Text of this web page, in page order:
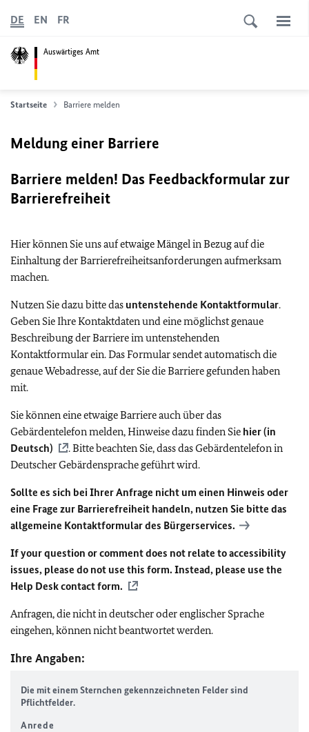
Auswärtiges Amt
DE EN FR
Startseite Barriere melden
Meldung einer Barriere
Barriere melden! Das Feedbackformular zur
Barrierefreiheit
Hier können Sie uns auf etwaige Mängel in Bezug auf die
Einhaltung der Barrierefreiheitsanforderungen aufmerksam
machen.
Nutzen Sie dazu bitte das untenstehende Kontaktformular.
Geben Sie Ihre Kontaktdaten und eine möglichst genaue
Beschreibung der Barriere im untenstehenden
Kontaktformular ein. Das Formular sendet automatisch die
genaue Webadresse, auf der Sie die Barriere gefunden haben
mit.
Sie können eine etwaige Barriere auch über das
Gebärdentelefon melden, Hinweise dazu finden Sie hier (in
Deutsch)
. Bitte beachten Sie, dass das Gebärdentelefon in
Deutscher Gebärdensprache geführt wird.
Sollte es sich bei Ihrer Anfrage nicht um einen Hinweis oder
eine Frage zur Barrierefreiheit handeln, nutzen Sie bitte das
allgemeine Kontaktformular des Bürgerservices.
If your question or comment does not relate to accessibility
issues, please do not use this form. Instead, please use the
Help Desk contact form.
Anfragen, die nicht in deutscher oder englischer Sprache
eingehen, können nicht beantwortet werden.
Ihre Angaben:
Die mit einem Sternchen gekennzeichneten Felder sind
Pflichtfelder.
Anrede